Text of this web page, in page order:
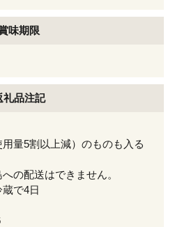
味期限
礼品注記
量5割以上減）のものも入る
の配送はできません。
で4日